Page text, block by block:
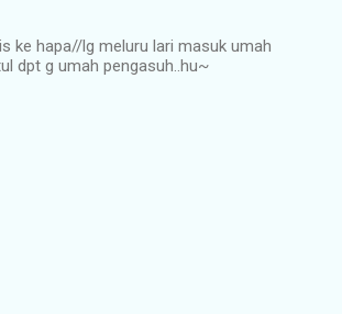
ke hapa//lg meluru lari masuk umah
dpt g umah pengasuh..hu~